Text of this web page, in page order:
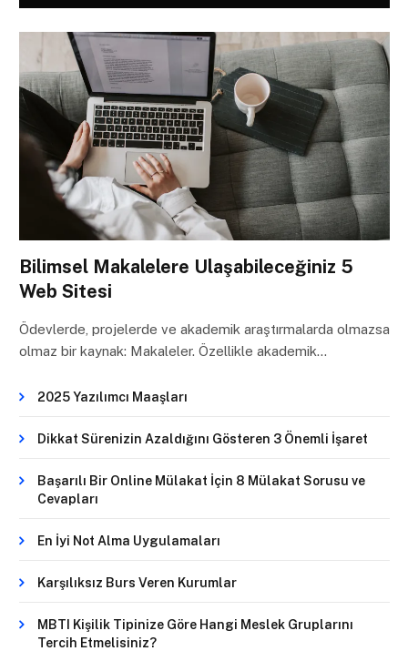
Bilimsel Makalelere Ulaşabileceğiniz 5
Web Sitesi
Ödevlerde, projelerde ve akademik araştırmalarda olmazsa
olmaz bir kaynak: Makaleler. Özellikle akademik…
2025 Yazılımcı Maaşları
Dikkat Sürenizin Azaldığını Gösteren 3 Önemli İşaret
Başarılı Bir Online Mülakat İçin 8 Mülakat Sorusu ve
Cevapları
En İyi Not Alma Uygulamaları
Karşılıksız Burs Veren Kurumlar
MBTI Kişilik Tipinize Göre Hangi Meslek Gruplarını
Tercih Etmelisiniz?